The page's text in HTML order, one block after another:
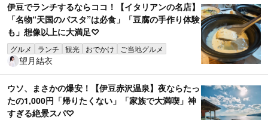
伊豆でランチするならココ！【イタリアンの名店】
「名物“天国のパスタ”は必食」「豆腐の手作り体験
も」想像以上に大満足♡
グルメ ランチ 観光 おでかけ ご当地グルメ
望月結衣
ウソ、まさかの爆安！【伊豆赤沢温泉】夜ならたっ
たの1,000円「帰りたくない」「家族で大満喫」神
すぎる絶景スパ♡